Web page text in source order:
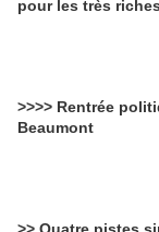
pour les très riches
>>>> Rentrée
Beaumont